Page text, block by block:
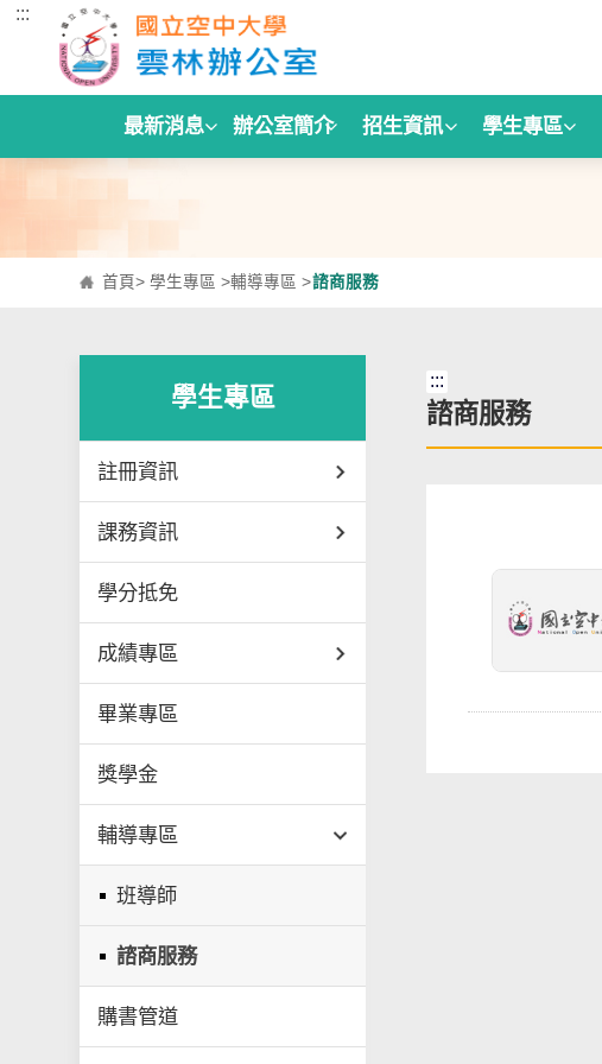
跳到主要內容區塊
:::
最新消息 辦公室簡介 招生資訊 學生專區
首頁>學生專區 >輔導專區 >諮商服務
學生專區
註冊資訊
課務資訊
學分抵免
成績專區
畢業專區
獎學金
輔導專區
班導師
諮商服務
購書管道
:::
諮商服務